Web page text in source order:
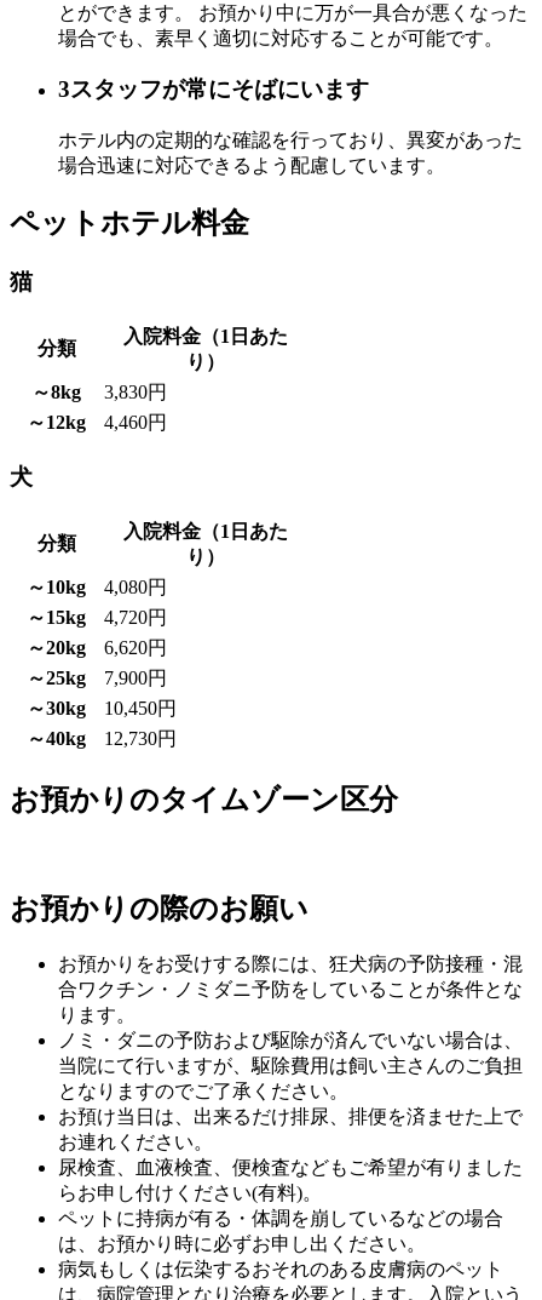
とができます。 お預かり中に万が一具合が悪くなった
場合でも、素早く適切に対応することが可能です。
3スタッフが常にそばにいます
ホテル内の定期的な確認を行っており、異変があった
場合迅速に対応できるよう配慮しています。
ペットホテル料金
猫
分類
入院料金（1日あた
り）
～8kg
3,830円
～12kg
4,460円
犬
分類
入院料金（1日あた
り）
～10kg
4,080円
～15kg
4,720円
～20kg
6,620円
～25kg
7,900円
～30kg
10,450円
～40kg
12,730円
お預かりのタイムゾーン区分
お預かりの際のお願い
お預かりをお受けする際には、狂犬病の予防接種・混
合ワクチン・ノミダニ予防をしていることが条件とな
ります。
ノミ・ダニの予防および駆除が済んでいない場合は、
当院にて行いますが、駆除費用は飼い主さんのご負担
となりますのでご了承ください。
お預け当日は、出来るだけ排尿、排便を済ませた上で
お連れください。
尿検査、血液検査、便検査などもご希望が有りました
らお申し付けください(有料)。
ペットに持病が有る・体調を崩しているなどの場合
は、お預かり時に必ずお申し出ください。
病気もしくは伝染するおそれのある皮膚病のペット
は、病院管理となり治療を必要とします。入院という